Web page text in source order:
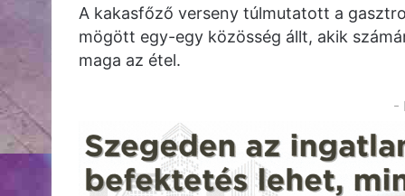
A kakasfőző verseny túlmutatott a
mögött egy-egy közösség állt, akik
maga az étel.
-